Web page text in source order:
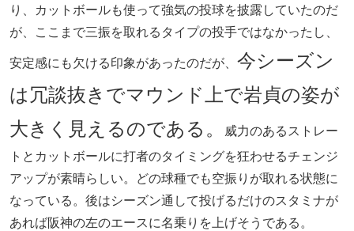
り、カットボールも使って強気の投球を披露していたのだ
が、ここまで三振を取れるタイプの投手ではなかったし、
安定感にも欠ける印象があったのだが、 今シーズン
は冗談抜きでマウンド上で岩貞の姿が
大きく見えるのである。
威力のあるストレー
トとカットボールに打者のタイミングを狂わせるチェンジ
アップが素晴らしい。どの球種でも空振りが取れる状態に
なっている。後はシーズン通して投げるだけのスタミナが
あれば阪神の左のエースに名乗りを上げそうである。